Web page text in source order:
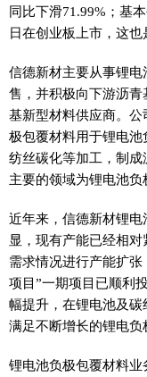
同比下滑71.99%；基
日在创业板上市，这也
信德新材主要从事锂
售，并积极向下游沥
基新型材料供应商。
极包覆材料用于锂电
纺丝碳化等加工，制
主要的领域为锂电池负
近年来，信德新材锂
显，现有产能已经相
需求情况进行产能扩
项目”一期项目已顺利
幅提升，在锂电池及碳
满足不断增长的锂电负
锂电池负极包覆材料